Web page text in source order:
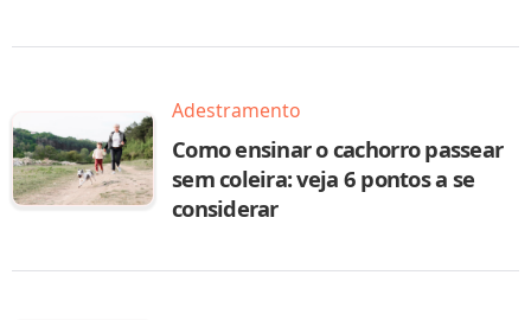
Adestramento
Como ensinar o cachorro passear
sem coleira: veja 6 pontos a se
considerar